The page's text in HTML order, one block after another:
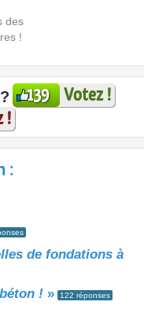
des
!
139 Votez !
!
:
de fondations à
! » 122 réponses